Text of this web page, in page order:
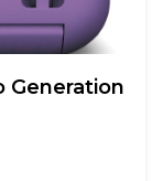
Generation